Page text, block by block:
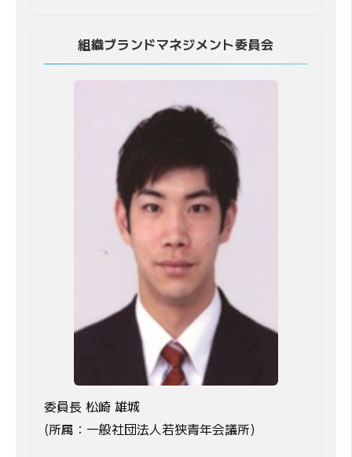
組織ブランドマネジメント委員会
委員長 松崎 雄城
(所属：一般社団法人若狭青年会議所)